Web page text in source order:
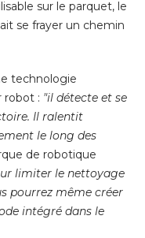
sur le parquet, le
se frayer un chemin
technologie
robot : "il détecte et se
Il ralentit
le long des
de robotique
limiter le nettoyage
pourrez même créer
intégré dans le